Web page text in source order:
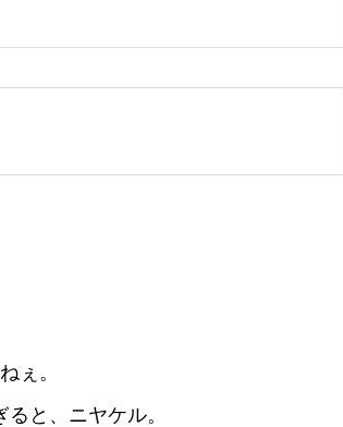
ぇ。
と、ニヤケル。